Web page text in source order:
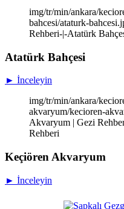
img/tr/min/ankara/
bahcesi/ataturk-
Rehberi-|-Atatürk
Atatürk Bahçesi
► İnceleyin
img/tr/min/ankara/
akvaryum/kecioren-
Akvaryum | Gezi
Rehberi
Keçiören Akvaryum
► İnceleyin